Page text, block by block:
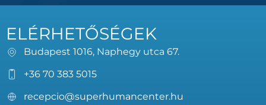
ELÉRHETŐSÉGEK
Budapest 1016, Naphegy utca 67.
+36 70 383 5015
recepcio@superhumancenter.hu